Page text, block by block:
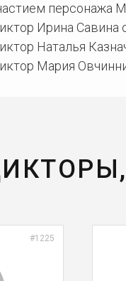
персонажа
Ирина Савина
Наталья
Мария
#1225